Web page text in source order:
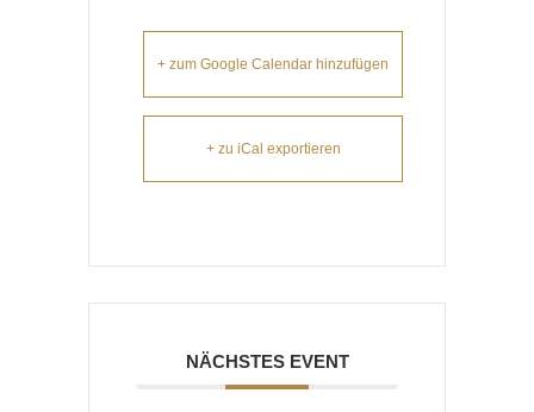
+ zum Google Calendar hinzufügen
+ zu iCal exportieren
NÄCHSTES EVENT